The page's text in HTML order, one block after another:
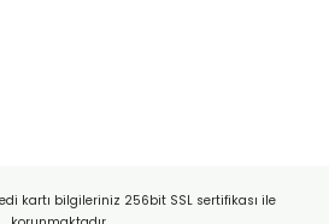
kartı bilgileriniz 256bit SSL sertifikası ile